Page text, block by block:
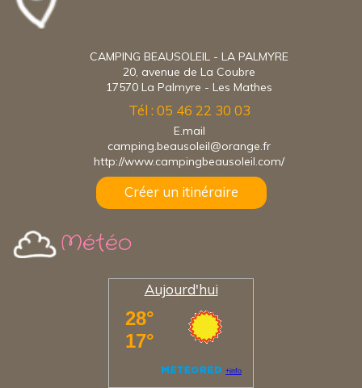
CAMPING BEAUSOLEIL - LA PALMYRE
20, avenue de La Coubre
17570 La Palmyre - Les Mathes
Tél : 05 46 22 30 03
E.mail
camping.beausoleil@orange.fr
http://www.campingbeausoleil.com/
Créer un itinéraire
Météo
Aujourd'hui